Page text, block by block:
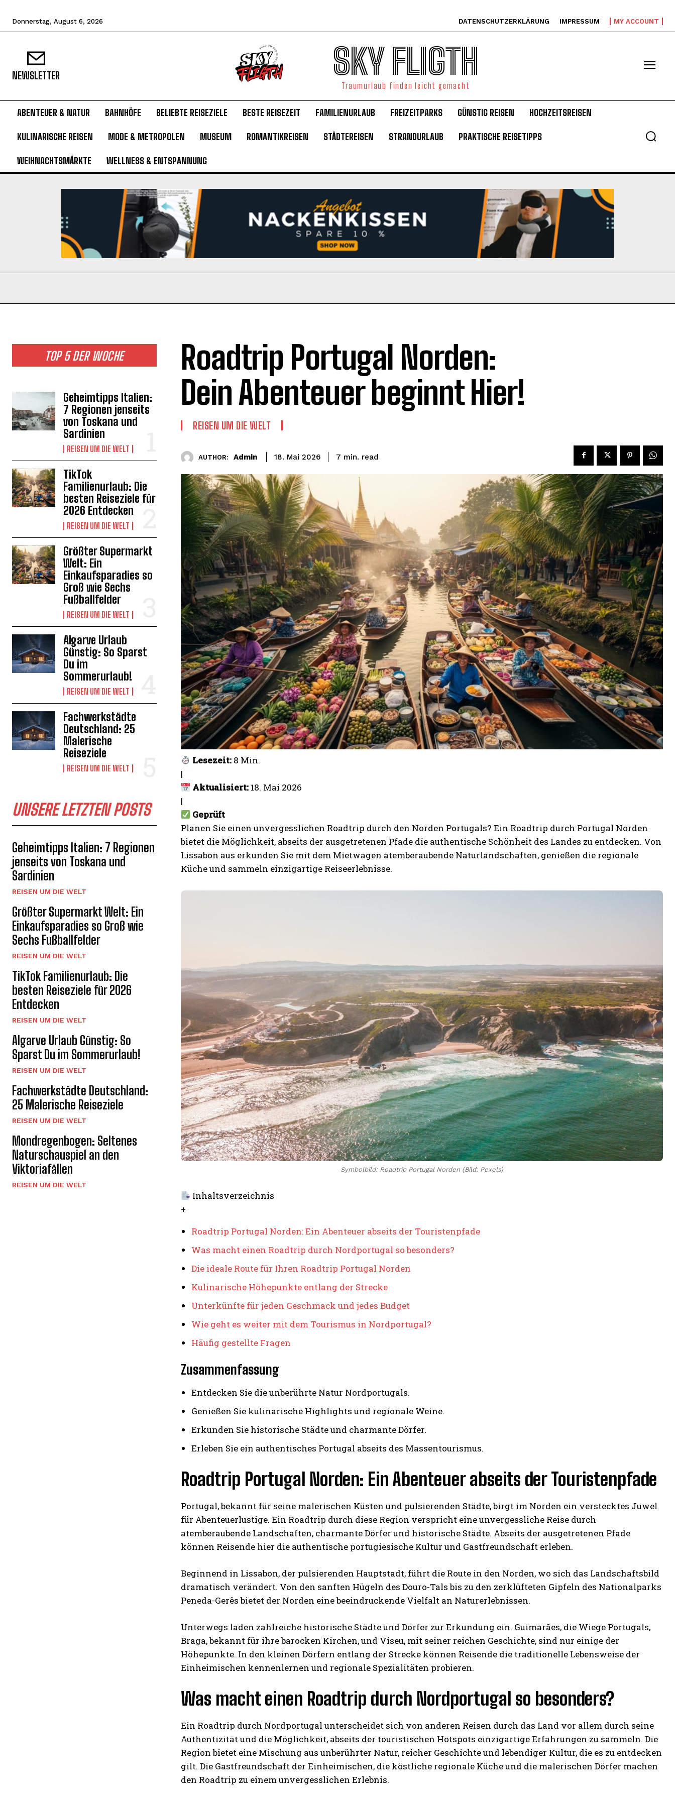
I WANT IN
I've read and accept thePrivacy Policy .
Donnerstag, August 6, 2026 DATENSCHUTZERKLÄRUNG IMPRESSUM MY ACCOUNT
NEWSLETTER SKY FLIGTH
Traumurlaub finden leicht gemacht
ABENTEUER & NATUR BAHNHÖFE BELIEBTE REISEZIELE BESTE REISEZEIT FAMILIENURLAUB FREIZEITPARKS GÜNSTIG REISEN HOCHZEITSREISEN
KULINARISCHE REISEN MODE & METROPOLEN MUSEUM ROMANTIKREISEN STÄDTEREISEN STRANDURLAUB PRAKTISCHE REISETIPPS
WEIHNACHTSMÄRKTE WELLNESS & ENTSPANNUNG
TOP 5 DER WOCHE
Geheimtipps Italien:
7 Regionen jenseits
von Toskana und
Sardinien
REISEN UM DIE WELT
TikTok
Familienurlaub: Die
besten Reiseziele für
2026 Entdecken
REISEN UM DIE WELT
Größter Supermarkt
Welt: Ein
Einkaufsparadies so
Groß wie Sechs
Fußballfelder
REISEN UM DIE WELT
Algarve Urlaub
Günstig: So Sparst
Du im
Sommerurlaub!
REISEN UM DIE WELT
Fachwerkstädte
Deutschland: 25
Malerische
Reiseziele
REISEN UM DIE WELT
UNSERE LETZTEN POSTS
Geheimtipps Italien: 7 Regionen
jenseits von Toskana und
Sardinien
REISEN UM DIE WELT
Größter Supermarkt Welt: Ein
Einkaufsparadies so Groß wie
Sechs Fußballfelder
REISEN UM DIE WELT
TikTok Familienurlaub: Die
besten Reiseziele für 2026
Entdecken
REISEN UM DIE WELT
Algarve Urlaub Günstig: So
Sparst Du im Sommerurlaub!
REISEN UM DIE WELT
Fachwerkstädte Deutschland:
25 Malerische Reiseziele
REISEN UM DIE WELT
Mondregenbogen: Seltenes
Naturschauspiel an den
Viktoriafällen
REISEN UM DIE WELT
Roadtrip Portugal Norden:
Dein Abenteuer beginnt Hier!
REISEN UM DIE WELT
AUTHOR: Admin 18. Mai 2026 7 min. read
Lesezeit: 8 Min.
|
Aktualisiert: 18. Mai 2026
|
Geprüft
Planen Sie einen unvergesslichen Roadtrip durch den Norden Portugals? Ein Roadtrip durch Portugal Norden
bietet die Möglichkeit, abseits der ausgetretenen Pfade die authentische Schönheit des Landes zu entdecken. Von
Lissabon aus erkunden Sie mit dem Mietwagen atemberaubende Naturlandschaften, genießen die regionale
Küche und sammeln einzigartige Reiseerlebnisse.
Symbolbild: Roadtrip Portugal Norden (Bild: Pexels)
Inhaltsverzeichnis
+
Roadtrip Portugal Norden: Ein Abenteuer abseits der Touristenpfade
Was macht einen Roadtrip durch Nordportugal so besonders?
Die ideale Route für Ihren Roadtrip Portugal Norden
Kulinarische Höhepunkte entlang der Strecke
Unterkünfte für jeden Geschmack und jedes Budget
Wie geht es weiter mit dem Tourismus in Nordportugal?
Häufig gestellte Fragen
Zusammenfassung
Entdecken Sie die unberührte Natur Nordportugals.
Genießen Sie kulinarische Highlights und regionale Weine.
Erkunden Sie historische Städte und charmante Dörfer.
Erleben Sie ein authentisches Portugal abseits des Massentourismus.
Roadtrip Portugal Norden: Ein Abenteuer abseits der Touristenpfade
Portugal, bekannt für seine malerischen Küsten und pulsierenden Städte, birgt im Norden ein verstecktes Juwel
für Abenteuerlustige. Ein Roadtrip durch diese Region verspricht eine unvergessliche Reise durch
atemberaubende Landschaften, charmante Dörfer und historische Städte. Abseits der ausgetretenen Pfade
können Reisende hier die authentische portugiesische Kultur und Gastfreundschaft erleben.
Beginnend in Lissabon, der pulsierenden Hauptstadt, führt die Route in den Norden, wo sich das Landschaftsbild
dramatisch verändert. Von den sanften Hügeln des Douro-Tals bis zu den zerklüfteten Gipfeln des Nationalparks
Peneda-Gerês bietet der Norden eine beeindruckende Vielfalt an Naturerlebnissen.
Unterwegs laden zahlreiche historische Städte und Dörfer zur Erkundung ein. Guimarães, die Wiege Portugals,
Braga, bekannt für ihre barocken Kirchen, und Viseu, mit seiner reichen Geschichte, sind nur einige der
Höhepunkte. In den kleinen Dörfern entlang der Strecke können Reisende die traditionelle Lebensweise der
Einheimischen kennenlernen und regionale Spezialitäten probieren.
Was macht einen Roadtrip durch Nordportugal so besonders?
Ein Roadtrip durch Nordportugal unterscheidet sich von anderen Reisen durch das Land vor allem durch seine
Authentizität und die Möglichkeit, abseits der touristischen Hotspots einzigartige Erfahrungen zu sammeln. Die
Region bietet eine Mischung aus unberührter Natur, reicher Geschichte und lebendiger Kultur, die es zu entdecken
gilt. Die Gastfreundschaft der Einheimischen, die köstliche regionale Küche und die malerischen Dörfer machen
den Roadtrip zu einem unvergesslichen Erlebnis.